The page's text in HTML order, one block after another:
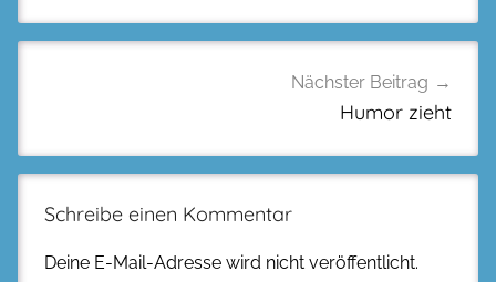
Nächster Beitrag
Humor zieht
Schreibe einen Kommentar
Deine E-Mail-Adresse wird nicht veröffentlicht.